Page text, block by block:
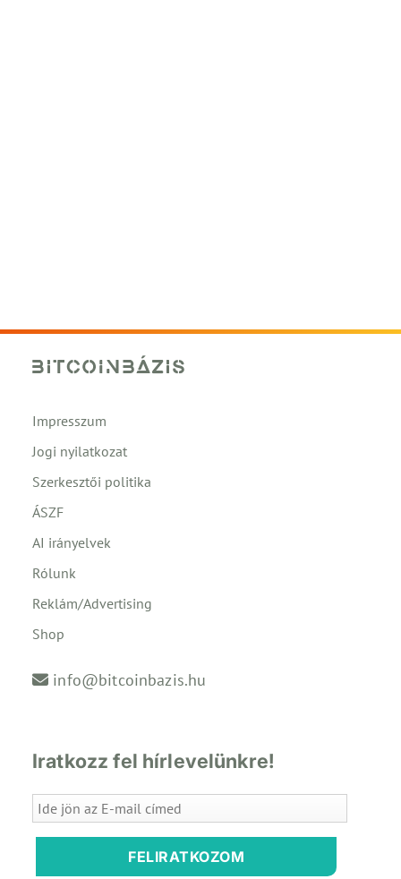
Impresszum
Jogi nyilatkozat
Szerkesztői politika
ÁSZF
AI irányelvek
Rólunk
Reklám/Advertising
Shop
info@bitcoinbazis.hu
Iratkozz fel hírlevelünkre!
FELIRATKOZOM